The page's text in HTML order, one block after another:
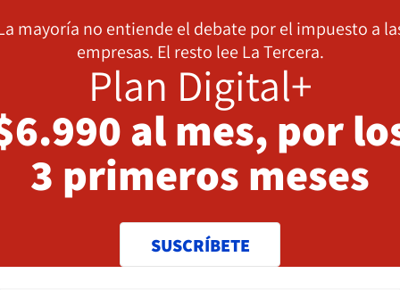
mayoría no entiende el debate por el impuesto a
empresas. El resto lee La Tercera.
Plan Digital+
al mes, por
3 primeros meses
SUSCRÍBETE